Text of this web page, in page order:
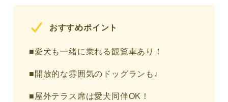
おすすめポイント
■愛犬も一緒に乗れる観覧車あり！
■開放的な雰囲気のドッグランも♩
■屋外テラス席は愛犬同伴OK！